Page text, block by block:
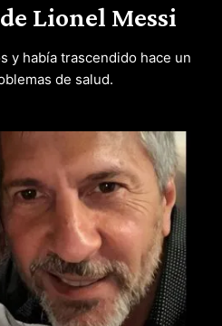
Lionel Messi
y había trascendido hace un
de salud.